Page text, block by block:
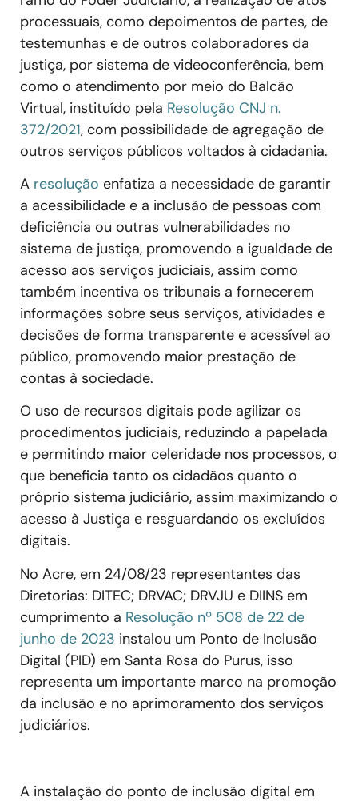
processuais, como depoimentos de partes, de
testemunhas e de outros colaboradores da
justiça, por sistema de videoconferência, bem
como o atendimento por meio do Balcão
Virtual, instituído pela Resolução CNJ n.
372/2021, com possibilidade de agregação de
outros serviços públicos voltados à cidadania.
A resolução enfatiza a necessidade de garantir
a acessibilidade e a inclusão de pessoas com
deficiência ou outras vulnerabilidades no
sistema de justiça, promovendo a igualdade de
acesso aos serviços judiciais, assim como
também incentiva os tribunais a fornecerem
informações sobre seus serviços, atividades e
decisões de forma transparente e acessível ao
público, promovendo maior prestação de
contas à sociedade.
O uso de recursos digitais pode agilizar os
procedimentos judiciais, reduzindo a papelada
e permitindo maior celeridade nos processos, o
que beneficia tanto os cidadãos quanto o
próprio sistema judiciário, assim maximizando o
acesso à Justiça e resguardando os excluídos
digitais.
No Acre, em 24/08/23 representantes das
Diretorias: DITEC; DRVAC; DRVJU e DIINS em
cumprimento a Resolução nº 508 de 22 de
junho de 2023 instalou um Ponto de Inclusão
Digital (PID) em Santa Rosa do Purus, isso
representa um importante marco na promoção
da inclusão e no aprimoramento dos serviços
judiciários.
A instalação do ponto de inclusão digital em